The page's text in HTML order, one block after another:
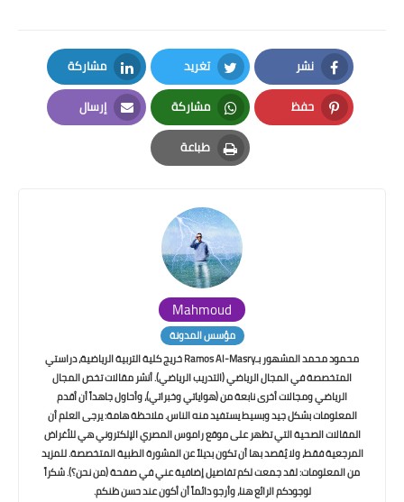
نشر
Facebook
تغريد
Twitter
مشاركة
LinkedIn
حفظ
Pinterest
مشاركة
Whatsapp
إرسال
Email
طباعة
Print
Mahmoud
مؤسس المدونة
محمود محمد المشهور بـRamos Al-Masry خريج كلية التربية الرياضية، دراستي
المتخصصة في المجال الرياضي (التدريب الرياضي). أنشر مقالات تخص المجال
الرياضي ومجالات أخرى نابعة من (هواياتي وخبراتي)، وأحاول جاهداً أن أقدم
المعلومات بشكل جيد وبسيط يستفيد منه الناس. ملاحظة هامة: يرجى العلم أن
المقالات الصحية التي تظهر على موقع راموس المصري الإلكتروني هي للأغراض
المرجعية فقط، ولا يُقصد بها أن تكون بديلاً عن المشورة الطبية المتخصصة. للمزيد
من المعلومات: لقد جمعت لكم تفاصيل إضافية عني في صفحة (من نحن؟). شكراً
لوجودكم الرائع هنا، وأرجو دائماً أن أكون عند حسن ظنكم.